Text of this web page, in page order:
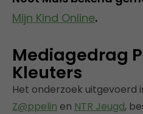
Mijn Kind Online.
Mediagedrag
Kleuters
Het onderzoek uitgevoerd
Z@ppelin en NTR Jeugd,